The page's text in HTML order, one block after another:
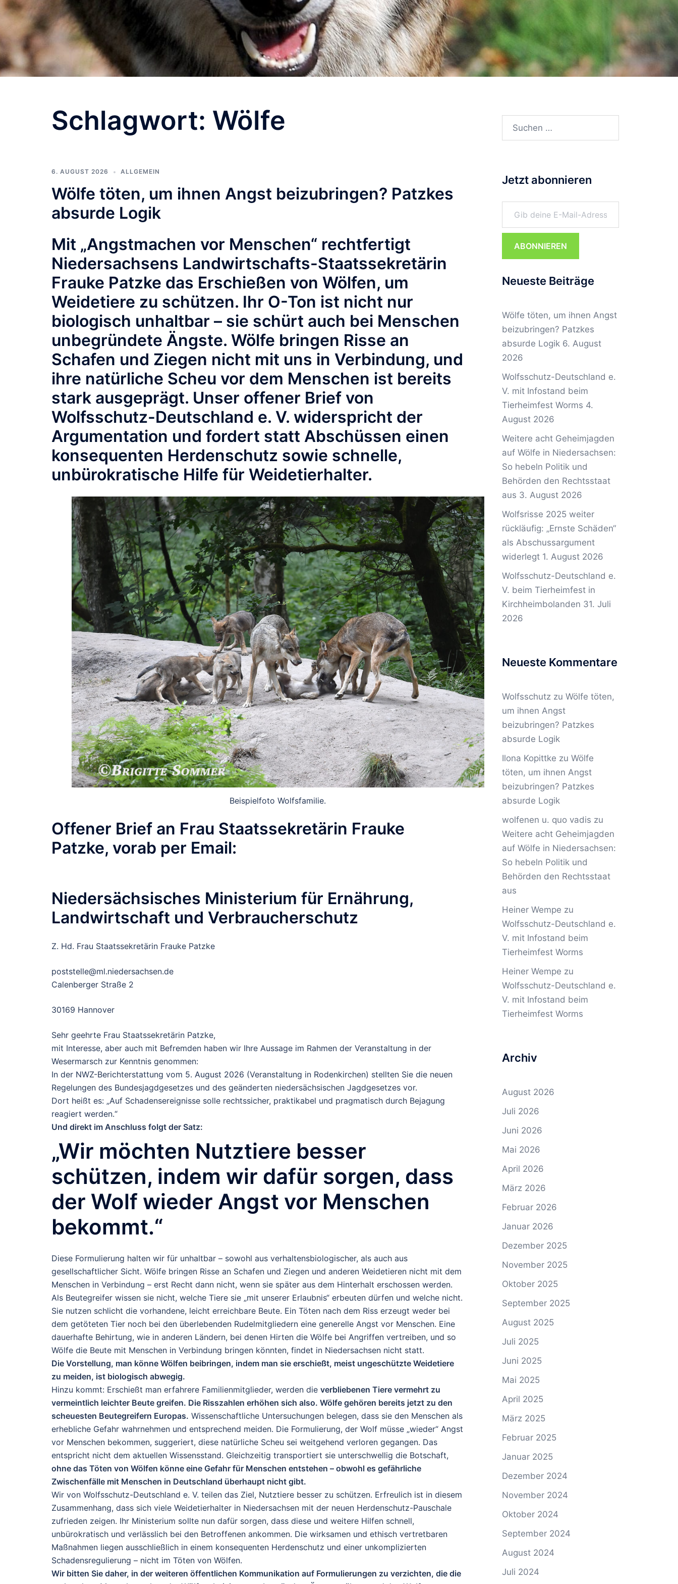
Schlagwort: Wölfe
6. AUGUST 2026 ALLGEMEIN
Wölfe töten, um ihnen Angst beizubringen? Patzkes
absurde Logik
Mit „Angstmachen vor Menschen“ rechtfertigt
Niedersachsens Landwirtschafts-Staatssekretärin
Frauke Patzke das Erschießen von Wölfen, um
Weidetiere zu schützen. Ihr O-Ton ist nicht nur
biologisch unhaltbar – sie schürt auch bei Menschen
unbegründete Ängste. Wölfe bringen Risse an
Schafen und Ziegen nicht mit uns in Verbindung, und
ihre natürliche Scheu vor dem Menschen ist bereits
stark ausgeprägt. Unser offener Brief von
Wolfsschutz-Deutschland e. V. widerspricht der
Argumentation und fordert statt Abschüssen einen
konsequenten Herdenschutz sowie schnelle,
unbürokratische Hilfe für Weidetierhalter.
Beispielfoto Wolfsfamilie.
Offener Brief an Frau Staatssekretärin Frauke
Patzke, vorab per Email:
Niedersächsisches Ministerium für Ernährung,
Landwirtschaft und Verbraucherschutz
Z. Hd. Frau Staatssekretärin Frauke Patzke
poststelle@ml.niedersachsen.de
Calenberger Straße 2
30169 Hannover
Sehr geehrte Frau Staatssekretärin Patzke,
mit Interesse, aber auch mit Befremden haben wir Ihre Aussage im Rahmen der Veranstaltung in der
Wesermarsch zur Kenntnis genommen:
In der NWZ-Berichterstattung vom 5. August 2026 (Veranstaltung in Rodenkirchen) stellten Sie die neuen
Regelungen des Bundesjagdgesetzes und des geänderten niedersächsischen Jagdgesetzes vor.
Dort heißt es: „Auf Schadensereignisse solle rechtssicher, praktikabel und pragmatisch durch Bejagung
reagiert werden.“
Und direkt im Anschluss folgt der Satz:
„Wir möchten Nutztiere besser
schützen, indem wir dafür sorgen, dass
der Wolf wieder Angst vor Menschen
bekommt.“
Diese Formulierung halten wir für unhaltbar – sowohl aus verhaltensbiologischer, als auch aus
gesellschaftlicher Sicht. Wölfe bringen Risse an Schafen und Ziegen und anderen Weidetieren nicht mit dem
Menschen in Verbindung – erst Recht dann nicht, wenn sie später aus dem Hinterhalt erschossen werden.
Als Beutegreifer wissen sie nicht, welche Tiere sie „mit unserer Erlaubnis“ erbeuten dürfen und welche nicht.
Sie nutzen schlicht die vorhandene, leicht erreichbare Beute. Ein Töten nach dem Riss erzeugt weder bei
dem getöteten Tier noch bei den überlebenden Rudelmitgliedern eine generelle Angst vor Menschen. Eine
dauerhafte Behirtung, wie in anderen Ländern, bei denen Hirten die Wölfe bei Angriffen vertreiben, und so
Wölfe die Beute mit Menschen in Verbindung bringen könnten, findet in Niedersachsen nicht statt.
Die Vorstellung, man könne Wölfen beibringen, indem man sie erschießt, meist ungeschützte Weidetiere
zu meiden, ist biologisch abwegig.
Hinzu kommt: Erschießt man erfahrere Familienmitglieder, werden die verbliebenen Tiere vermehrt zu
vermeintlich leichter Beute greifen. Die Risszahlen erhöhen sich also. Wölfe gehören bereits jetzt zu den
scheuesten Beutegreifern Europas. Wissenschaftliche Untersuchungen belegen, dass sie den Menschen als
erhebliche Gefahr wahrnehmen und entsprechend meiden. Die Formulierung, der Wolf müsse „wieder“ Angst
vor Menschen bekommen, suggeriert, diese natürliche Scheu sei weitgehend verloren gegangen. Das
entspricht nicht dem aktuellen Wissensstand. Gleichzeitig transportiert sie unterschwellig die Botschaft,
ohne das Töten von Wölfen könne eine Gefahr für Menschen entstehen – obwohl es gefährliche
Zwischenfälle mit Menschen in Deutschland überhaupt nicht gibt.
Wir von Wolfsschutz-Deutschland e. V. teilen das Ziel, Nutztiere besser zu schützen. Erfreulich ist in diesem
Zusammenhang, dass sich viele Weidetierhalter in Niedersachsen mit der neuen Herdenschutz-Pauschale
zufrieden zeigen. Ihr Ministerium sollte nun dafür sorgen, dass diese und weitere Hilfen schnell,
unbürokratisch und verlässlich bei den Betroffenen ankommen. Die wirksamen und ethisch vertretbaren
Maßnahmen liegen ausschließlich in einem konsequenten Herdenschutz und einer unkomplizierten
Schadensregulierung – nicht im Töten von Wölfen.
Wir bitten Sie daher, in der weiteren öffentlichen Kommunikation auf Formulierungen zu verzichten, die die
Suchen
Jetzt abonnieren
Gib deine E-Mail-Adresse ein ...
ABONNIEREN
Neueste Beiträge
Wölfe töten, um ihnen Angst
beizubringen? Patzkes
absurde Logik 6. August
2026
Wolfsschutz-Deutschland e.
V. mit Infostand beim
Tierheimfest Worms 4.
August 2026
Weitere acht Geheimjagden
auf Wölfe in Niedersachsen:
So hebeln Politik und
Behörden den Rechtsstaat
aus 3. August 2026
Wolfsrisse 2025 weiter
rückläufig: „Ernste Schäden“
als Abschussargument
widerlegt 1. August 2026
Wolfsschutz-Deutschland e.
V. beim Tierheimfest in
Kirchheimbolanden 31. Juli
2026
Neueste Kommentare
Wolfsschutzzu Wölfe töten,
um ihnen Angst
beizubringen? Patzkes
absurde Logik
Ilona Kopittke zu Wölfe
töten, um ihnen Angst
beizubringen? Patzkes
absurde Logik
wolfenen u. quo vadis zu
Weitere acht Geheimjagden
auf Wölfe in Niedersachsen:
So hebeln Politik und
Behörden den Rechtsstaat
aus
Heiner Wempe zu
Wolfsschutz-Deutschland e.
V. mit Infostand beim
Tierheimfest Worms
Heiner Wempe zu
Wolfsschutz-Deutschland e.
V. mit Infostand beim
Tierheimfest Worms
Archiv
August 2026
Juli 2026
Juni 2026
Mai 2026
April 2026
März 2026
Februar 2026
Januar 2026
Dezember 2025
November 2025
Oktober 2025
September 2025
August 2025
Juli 2025
Juni 2025
Mai 2025
April 2025
März 2025
Februar 2025
Januar 2025
Dezember 2024
November 2024
Oktober 2024
September 2024
August 2024
Juli 2024